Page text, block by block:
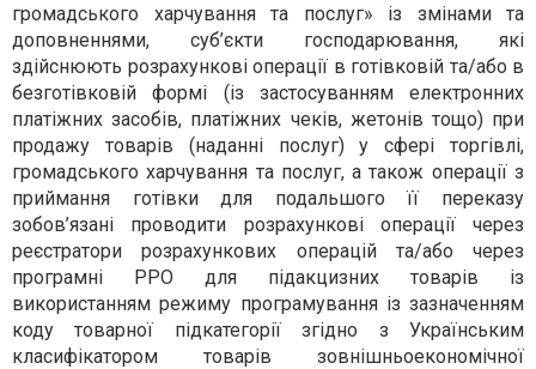
громадського харчування та послуг» із змінами та
доповненнями, суб’єкти господарювання, які
здійснюють розрахункові операції в готівковій та/або в
безготівковій формі (із застосуванням електронних
платіжних засобів, платіжних чеків, жетонів тощо) при
продажу товарів (наданні послуг) у сфері торгівлі,
громадського харчування та послуг, а також операції з
приймання готівки для подальшого її переказу
зобов’язані проводити розрахункові операції через
реєстратори розрахункових операцій та/або через
програмні РРО для підакцизних товарів із
використанням режиму програмування із зазначенням
коду товарної підкатегорії згідно з Українським
класифікатором товарів зовнішньоекономічної